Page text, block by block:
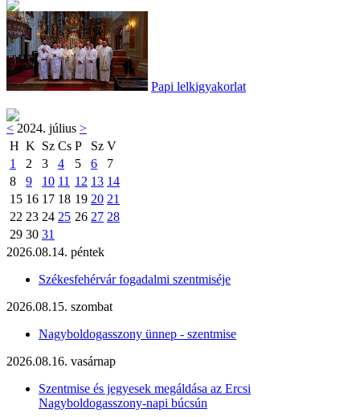
Papi lelkigyakorlat
< 2024. július >
H K Sz Cs P Sz V
1
2 3 4 5 6
7
8
9 10 11 12 13 14
15 16 17 18 19 20 21
22 23 24 25 26 27 28
29 30 31
2026.08.14. péntek
Székesfehérvár fogadalmi szentmiséje
2026.08.15. szombat
Nagyboldogasszony ünnep - szentmise
2026.08.16. vasárnap
Szentmise és jegyesek megáldása az Ercsi
Nagyboldogasszony-napi búcsún